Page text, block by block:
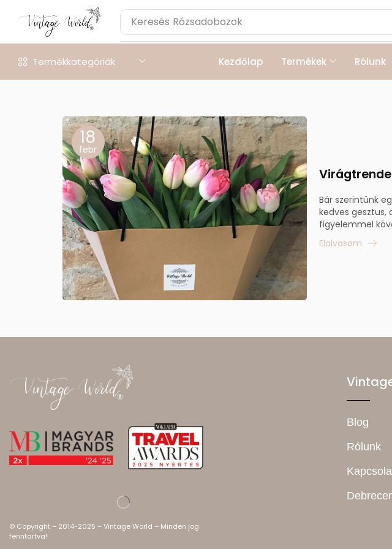
Keresés Rózsadobozok
Termékkategóriák Kezdőlap Termékek Rólunk
18
febr
Bár szerintünk
kedves gesztus,
figyelemmel
Elolvasom
© Copyright – 2014-2025 – Vintage World – Minden jog
fenntartva!
Blog
Rólunk